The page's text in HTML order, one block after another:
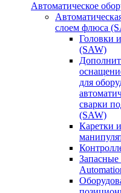
Автоматическое
слоем флюса
Головки
(SAW)
для
сварки
(SAW)
Каретки и
Запасные